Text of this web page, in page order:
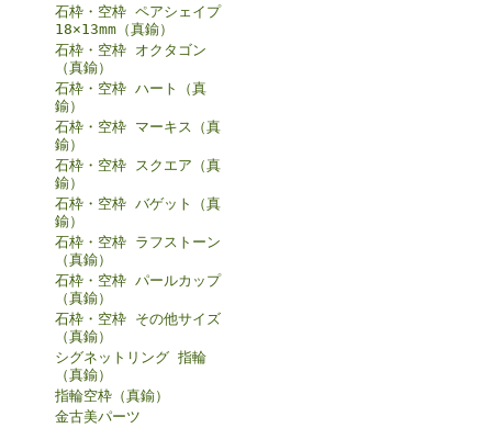
石枠・空枠 ペアシェイプ
18×13mm（真鍮）
石枠・空枠 オクタゴン
（真鍮）
石枠・空枠 ハート（真
鍮）
石枠・空枠 マーキス（真
鍮）
石枠・空枠 スクエア（真
鍮）
石枠・空枠 バゲット（真
鍮）
石枠・空枠 ラフストーン
（真鍮）
石枠・空枠 パールカップ
（真鍮）
石枠・空枠 その他サイズ
（真鍮）
シグネットリング 指輪
（真鍮）
指輪空枠（真鍮）
金古美パーツ